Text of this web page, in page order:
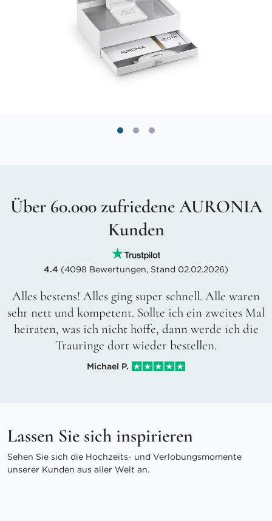
Über 60.000 zufriedene AURONIA
Kunden
4.4 (4098 Bewertungen, Stand 02.02.2026)
Alles bestens! Alles ging super schnell. Alle waren
sehr nett und kompetent. Sollte ich ein zweites Mal
heiraten, was ich nicht hoffe, dann werde ich die
Trauringe dort wieder bestellen.
Michael P.
Lassen Sie sich inspirieren
Sehen Sie sich die Hochzeits- und Verlobungsmomente
unserer Kunden aus aller Welt an.